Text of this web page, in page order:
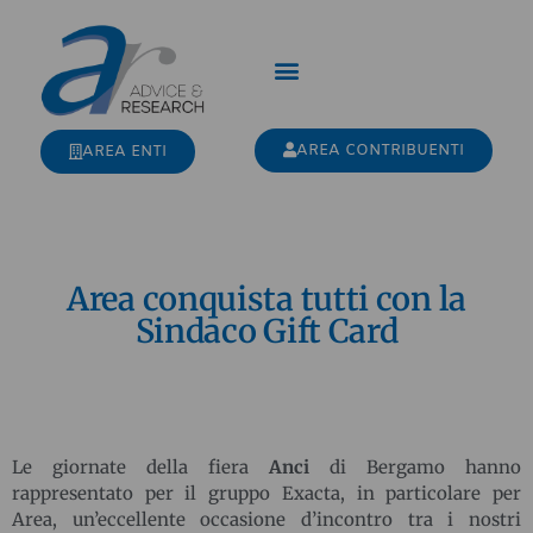
AREA ENTI AREA CONTRIBUENTI
Area conquista tutti con la
Sindaco Gift Card
Le giornate della fiera Anci di Bergamo hanno
rappresentato per il gruppo Exacta, in particolare per
Area, un’eccellente occasione d’incontro tra i nostri